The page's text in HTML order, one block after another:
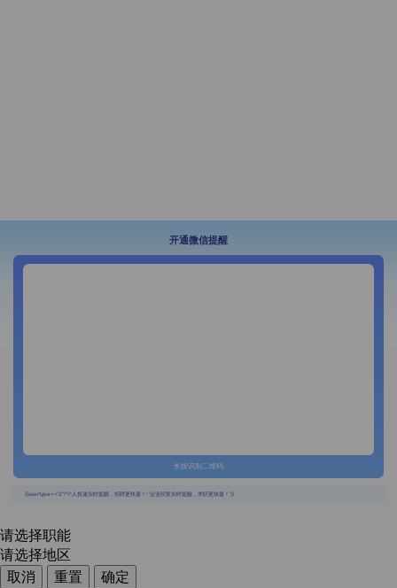
开通微信提醒
长按识别二维码
{{usertype=='2'?'个人投递实时提醒，招聘更快捷！':'企业回复实时提醒，求职更快捷！'}}
请选择职能
请选择地区
取消
重置
确定